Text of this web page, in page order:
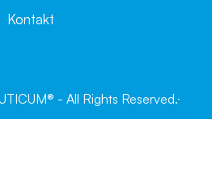
Kontakt
- All Rights Reserved.